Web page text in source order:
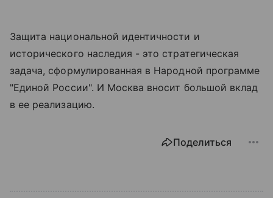
Защита национальной идентичности и
исторического наследия - это стратегическая
задача, сформулированная в Народной программе
"Единой России". И Москва вносит большой вклад
в ее реализацию.
Поделиться